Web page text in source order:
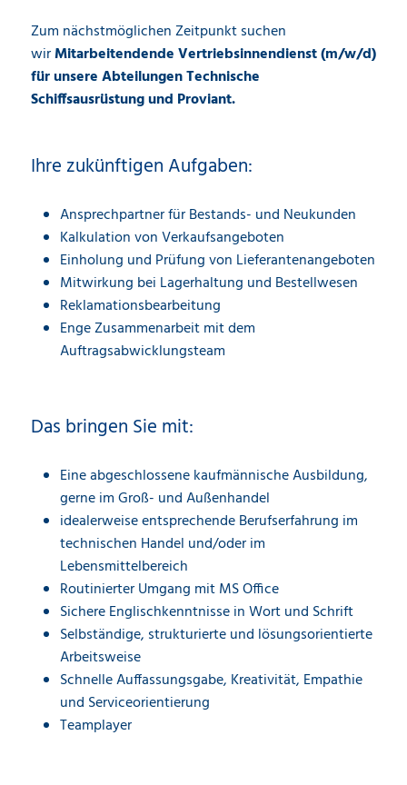
Zum nächstmöglichen Zeitpunkt suchen
wirMitarbeitendende Vertriebsinnendienst (m/w/d)
für unsere Abteilungen Technische
Schiffsausrüstung und Proviant.
Ihre zukünftigen Aufgaben:
Ansprechpartner für Bestands- und Neukunden
Kalkulation von Verkaufsangeboten
Einholung und Prüfung von Lieferantenangeboten
Mitwirkung bei Lagerhaltung und Bestellwesen
Reklamationsbearbeitung
Enge Zusammenarbeit mit dem
Auftragsabwicklungsteam
Das bringen Sie mit:
Eine abgeschlossene kaufmännische Ausbildung,
gerne im Groß- und Außenhandel
idealerweise entsprechende Berufserfahrung im
technischen Handel und/oder im
Lebensmittelbereich
Routinierter Umgang mit MS Office
Sichere Englischkenntnisse in Wort und Schrift
Selbständige, strukturierte und lösungsorientierte
Arbeitsweise
Schnelle Auffassungsgabe, Kreativität, Empathie
und Serviceorientierung
Teamplayer